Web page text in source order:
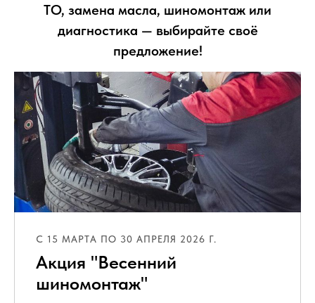
ТО, замена масла, шиномонтаж или
диагностика — выбирайте своё
предложение!
С 15 МАРТА ПО 30 АПРЕЛЯ 2026 Г.
Акция "Весенний
шиномонтаж"